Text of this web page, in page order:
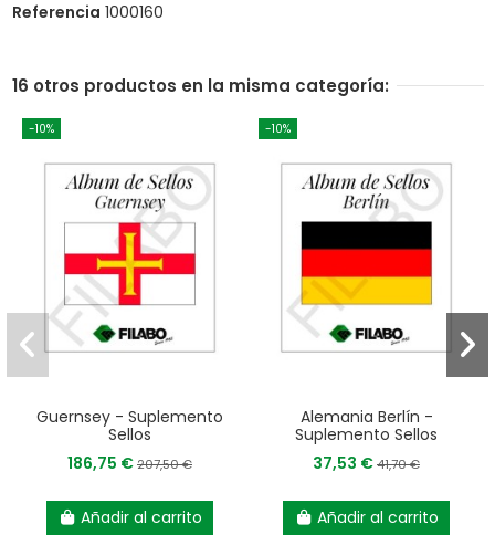
Referencia 1000160
16 otros productos en la misma categoría:
-10%
Guernsey - Suplemento
Sellos
186,75 €207,50 €
Añadir al carrito
-10%
Alemania Berlín -
Suplemento Sellos
37,53 €41,70 €
Añadir al carrito